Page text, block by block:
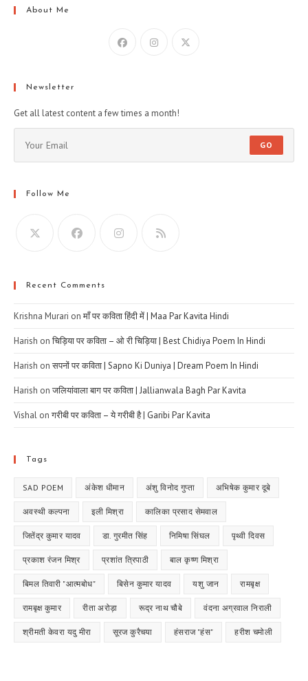
About Me
Newsletter
Get all latest content a few times a month!
GO
Follow Me
Recent Comments
Krishna Murari onमाँ पर कविता हिंदी में | Maa Par Kavita Hindi
Harish onचिड़िया पर कविता – ओ री चिड़िया | Best Chidiya Poem In Hindi
Harish onसपनों पर कविता | Sapno Ki Duniya | Dream Poem In Hindi
Harish onजलियांवाला बाग पर कविता | Jallianwala Bagh Par Kavita
Vishal onगरीबी पर कविता – ये गरीबी है | Garibi Par Kavita
Tags
SAD POEM अंकेश धीमान अंशु विनोद गुप्ता अभिषेक कुमार दूबे
अवस्थी कल्पना इली मिश्रा कालिका प्रसाद सेमवाल
जितेंद्र कुमार यादव डा. गुरमीत सिंह निमिषा सिंघल पृथ्वी दिवस
प्रकाश रंजन मिश्र प्रशांत त्रिपाठी बाल कृष्ण मिश्रा
बिमल तिवारी "आत्मबोध" बिसेन कुमार यादव यशु जान रामबृक्ष
रामबृक्ष कुमार रीता अरोड़ा रूद्र नाथ चौबे वंदना अग्रवाल निराली
श्रीमती केवरा यदु मीरा सूरज कुरैचया हंसराज "हंस" हरीश चमोली